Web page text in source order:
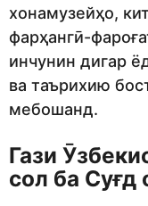
хонамузейҳо,
фарҳангӣ-
инчунин дигар
ва таърихию
мебошанд.
Гази
сол ба Суғд